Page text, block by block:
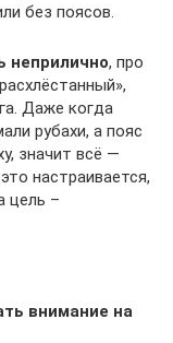
без поясов.
неприлично, про
Даже когда
рубахи, а пояс
значит всё —
настраивается,
цель –
внимание на